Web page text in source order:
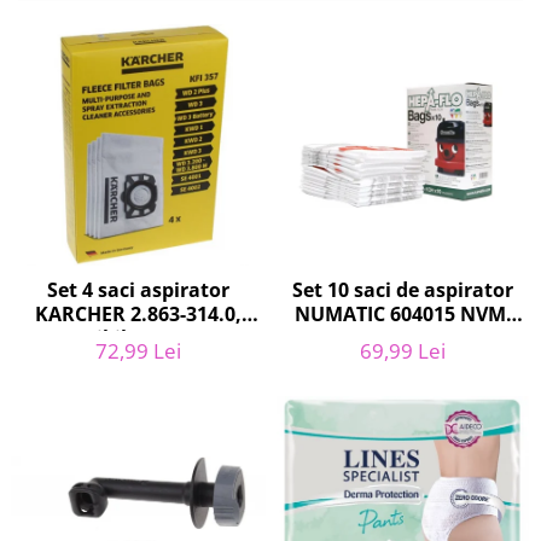
Decoratiuni
Gradinarit
Hobby-uri creative
Iluminat & Electrice
Jaluzele
Kit-uri automatizari porti si usi
Mobila dormitor
Mobila gradina & terasa
Mobila Living & Dining
Organizare si depozitare
Silicon, spume si solutii tehnice
Sisteme Incalzire
Textile si covoare
Set 4 saci aspirator
KARCHER 2.863-314.0,
compatibil cu WD, KWD,
SE
72,99 Lei
Set 10 saci de aspirator
NUMATIC 604015 NVM-
1CH, 9L
69,99 Lei